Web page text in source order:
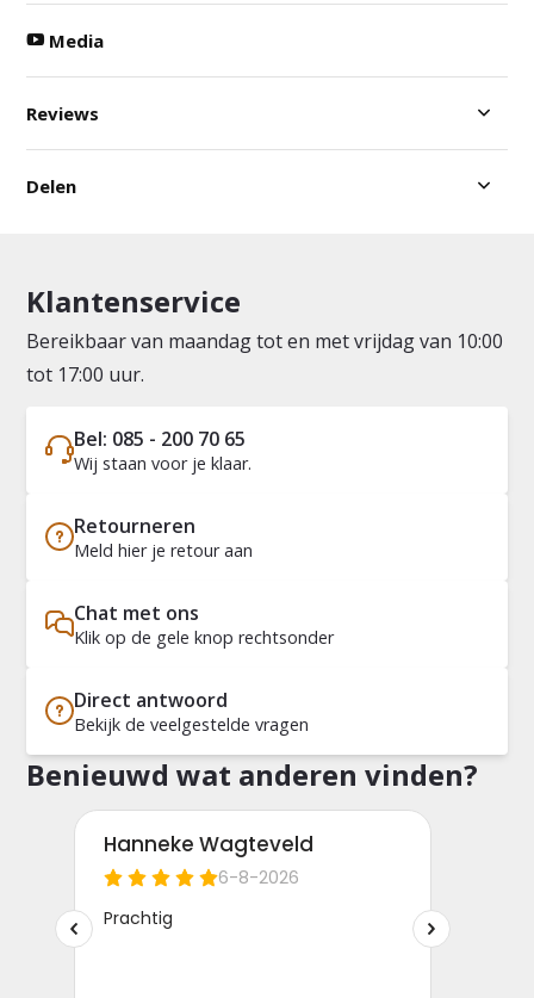
Media
Reviews
Delen
Klantenservice
Bereikbaar van maandag tot en met vrijdag van 10:00
tot 17:00 uur.
Bel: 085 - 200 70 65
Wij staan voor je klaar.
Retourneren
Meld hier je retour aan
Chat met ons
Klik op de gele knop rechtsonder
Direct antwoord
Bekijk de veelgestelde vragen
Benieuwd wat anderen vinden?